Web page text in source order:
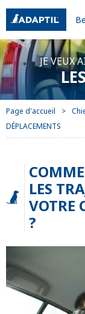
JE VEUX
Page d'accueil
DÉPLACEMENTS
LES
VOTRE
?